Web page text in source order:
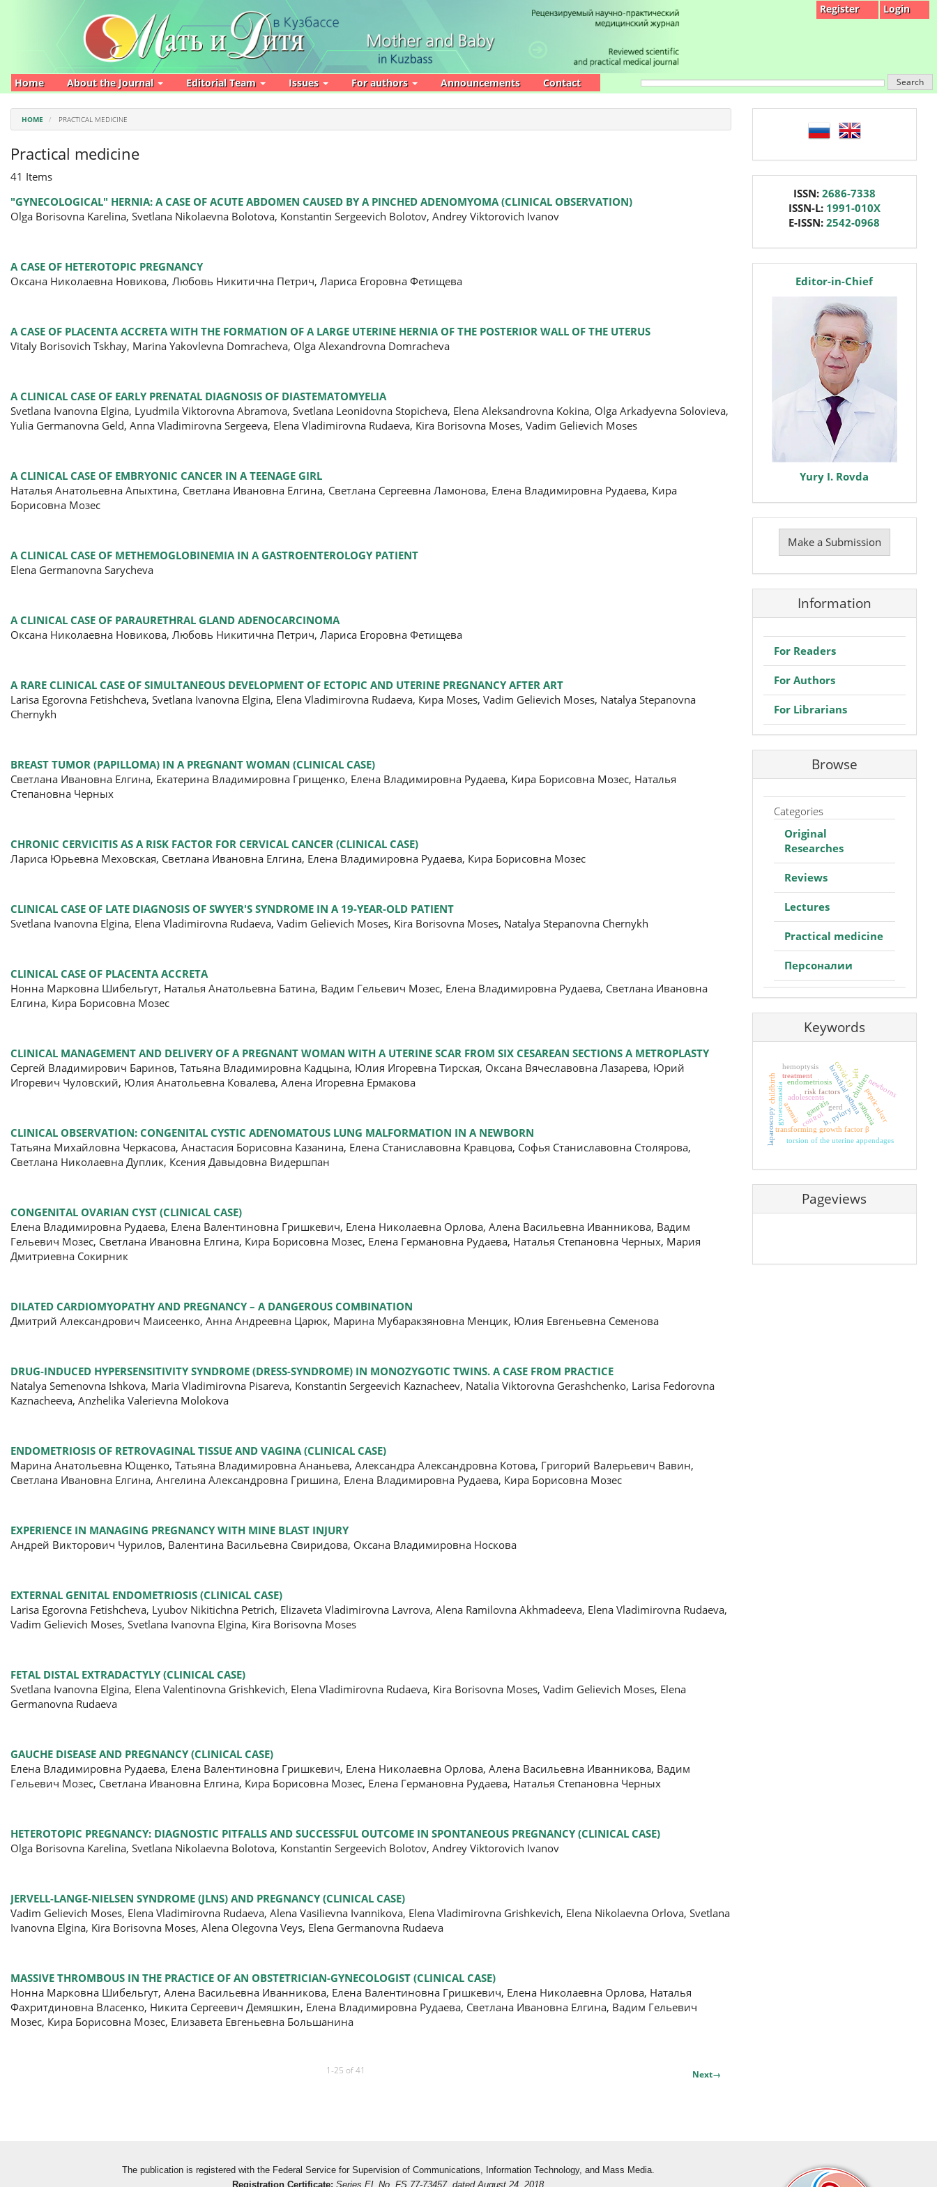
Navigation
Register Login
Home About the Journal Editorial Team Issues For authors Announcements Contact Search
HOME PRACTICAL MEDICINE
Practical medicine
41 Items
"GYNECOLOGICAL" HERNIA: A CASE OF ACUTE ABDOMEN CAUSED BY A PINCHED ADENOMYOMA (CLINICAL OBSERVATION)
Olga Borisovna Karelina, Svetlana Nikolaevna Bolotova, Konstantin Sergeevich Bolotov, Andrey Viktorovich Ivanov
A CASE OF HETEROTOPIC PREGNANCY
Оксана Николаевна Новикова, Любовь Никитична Петрич, Лариса Егоровна Фетищева
A CASE OF PLACENTA ACCRETA WITH THE FORMATION OF A LARGE UTERINE HERNIA OF THE POSTERIOR WALL OF THE UTERUS
Vitaly Borisovich Tskhay, Marina Yakovlevna Domracheva, Olga Alexandrovna Domracheva
A CLINICAL CASE OF EARLY PRENATAL DIAGNOSIS OF DIASTEMATOMYELIA
Svetlana Ivanovna Elgina, Lyudmila Viktorovna Abramova, Svetlana Leonidovna Stopicheva, Elena Aleksandrovna Kokina, Olga Arkadyevna Solovieva,
Yulia Germanovna Geld, Anna Vladimirovna Sergeeva, Elena Vladimirovna Rudaeva, Kira Borisovna Moses, Vadim Gelievich Moses
A CLINICAL CASE OF EMBRYONIC CANCER IN A TEENAGE GIRL
Наталья Анатольевна Апыхтина, Светлана Ивановна Елгина, Светлана Сергеевна Ламонова, Елена Владимировна Рудаева, Кира
Борисовна Мозес
A CLINICAL CASE OF METHEMOGLOBINEMIA IN A GASTROENTEROLOGY PATIENT
Elena Germanovna Sarycheva
A CLINICAL CASE OF PARAURETHRAL GLAND ADENOCARCINOMA
Оксана Николаевна Новикова, Любовь Никитична Петрич, Лариса Егоровна Фетищева
A RARE CLINICAL CASE OF SIMULTANEOUS DEVELOPMENT OF ECTOPIC AND UTERINE PREGNANCY AFTER ART
Larisa Egorovna Fetishcheva, Svetlana Ivanovna Elgina, Elena Vladimirovna Rudaeva, Кира Moses, Vadim Gelievich Moses, Natalya Stepanovna
Chernykh
BREAST TUMOR (PAPILLOMA) IN A PREGNANT WOMAN (CLINICAL CASE)
Светлана Ивановна Елгина, Екатерина Владимировна Грищенко, Елена Владимировна Рудаева, Кира Борисовна Мозес, Наталья
Степановна Черных
CHRONIC CERVICITIS AS A RISK FACTOR FOR CERVICAL CANCER (CLINICAL CASE)
Лариса Юрьевна Меховская, Светлана Ивановна Елгина, Елена Владимировна Рудаева, Кира Борисовна Мозес
CLINICAL CASE OF LATE DIAGNOSIS OF SWYER'S SYNDROME IN A 19-YEAR-OLD PATIENT
Svetlana Ivanovna Еlgina, Elena Vladimirovna Rudaeva, Vadim Gelievich Moses, Kira Borisovna Moses, Natalya Stepanovna Chernykh
CLINICAL CASE OF PLACENTA ACCRETA
Нонна Марковна Шибельгут, Наталья Анатольевна Батина, Вадим Гельевич Мозес, Елена Владимировна Рудаева, Светлана Ивановна
Елгина, Кира Борисовна Мозес
CLINICAL MANAGEMENT AND DELIVERY OF A PREGNANT WOMAN WITH A UTERINE SCAR FROM SIX CESAREAN SECTIONS A METROPLASTY
Сергей Владимирович Баринов, Татьяна Владимировна Кадцына, Юлия Игоревна Тирская, Оксана Вячеславовна Лазарева, Юрий
Игоревич Чуловский, Юлия Анатольевна Ковалева, Алена Игоревна Ермакова
CLINICAL OBSERVATION: CONGENITAL CYSTIC ADENOMATOUS LUNG MALFORMATION IN A NEWBORN
Татьяна Михайловна Черкасова, Анастасия Борисовна Казанина, Елена Станиславовна Кравцова, Софья Станиславовна Столярова,
Светлана Николаевна Дуплик, Ксения Давыдовна Видершпан
CONGENITAL OVARIAN CYST (CLINICAL CASE)
Елена Владимировна Рудаева, Елена Валентиновна Гришкевич, Елена Николаевна Орлова, Алена Васильевна Иванникова, Вадим
Гельевич Мозес, Светлана Ивановна Елгина, Кира Борисовна Мозес, Елена Германовна Рудаева, Наталья Степановна Черных, Мария
Дмитриевна Сокирник
DILATED CARDIOMYOPATHY AND PREGNANCY – A DANGEROUS COMBINATION
Дмитрий Александрович Маисеенко, Анна Андреевна Царюк, Марина Мубаракзяновна Менцик, Юлия Евгеньевна Семенова
DRUG-INDUCED HYPERSENSITIVITY SYNDROME (DRESS-SYNDROME) IN MONOZYGOTIC TWINS. A CASE FROM PRACTICE
Natalya Semenovna Ishkova, Maria Vladimirovna Pisareva, Konstantin Sergeevich Kaznacheev, Natalia Viktorovna Gerashchenko, Larisa Fedorovna
Kaznacheeva, Anzhelika Valerievna Molokova
ENDOMETRIOSIS OF RETROVAGINAL TISSUE AND VAGINA (CLINICAL CASE)
Марина Анатольевна Ющенко, Татьяна Владимировна Ананьева, Александра Александровна Котова, Григорий Валерьевич Вавин,
Светлана Ивановна Елгина, Ангелина Александровна Гришина, Елена Владимировна Рудаева, Кира Борисовна Мозес
EXPERIENCE IN MANAGING PREGNANCY WITH MINE BLAST INJURY
Андрей Викторович Чурилов, Валентина Васильевна Свиридова, Оксана Владимировна Носкова
EXTERNAL GENITAL ENDOMETRIOSIS (CLINICAL CASE)
Larisa Egorovna Fetishcheva, Lyubov Nikitichna Petrich, Elizaveta Vladimirovna Lavrova, Alena Ramilovna Akhmadeeva, Elena Vladimirovna Rudaeva,
Vadim Gelievich Moses, Svetlana Ivanovna Elgina, Kira Borisovna Moses
FETAL DISTAL EXTRADACTYLY (CLINICAL CASE)
Svetlana Ivanovna Elgina, Elena Valentinovna Grishkevich, Elena Vladimirovna Rudaeva, Kira Borisovna Moses, Vadim Gelievich Moses, Elena
Germanovna Rudaeva
GAUCHE DISEASE AND PREGNANCY (CLINICAL CASE)
Елена Владимировна Рудаева, Елена Валентиновна Гришкевич, Елена Николаевна Орлова, Алена Васильевна Иванникова, Вадим
Гельевич Мозес, Светлана Ивановна Елгина, Кира Борисовна Мозес, Елена Германовна Рудаева, Наталья Степановна Черных
HETEROTOPIC PREGNANCY: DIAGNOSTIC PITFALLS AND SUCCESSFUL OUTCOME IN SPONTANEOUS PREGNANCY (CLINICAL CASE)
Olga Borisovna Karelina, Svetlana Nikolaevna Bolotova, Konstantin Sergeevich Bolotov, Andrey Viktorovich Ivanov
JERVELL-LANGE-NIELSEN SYNDROME (JLNS) AND PREGNANCY (CLINICAL CASE)
Vadim Gelievich Moses, Elena Vladimirovna Rudaeva, Alena Vasilievna Ivannikova, Elena Vladimirovna Grishkevich, Elena Nikolaevna Orlova, Svetlana
Ivanovna Elgina, Kira Borisovna Moses, Alena Olegovna Veys, Elena Germanovna Rudaeva
MASSIVE THROMBOUS IN THE PRACTICE OF AN OBSTETRICIAN-GYNECOLOGIST (CLINICAL CASE)
Нонна Марковна Шибельгут, Алена Васильевна Иванникова, Елена Валентиновна Гришкевич, Елена Николаевна Орлова, Наталья
Фахритдиновна Власенко, Никита Сергеевич Демяшкин, Елена Владимировна Рудаева, Светлана Ивановна Елгина, Вадим Гельевич
Мозес, Кира Борисовна Мозес, Елизавета Евгеньевна Большанина
1-25 of 41 Next→
language
ISSN: 2686-7338
ISSN-L: 1991-010X
E-ISSN:2542-0968
editorEditor-in-Chief
Yury I. Rovda
Make
Submission
Make a Submission
Information
For Readers
For Authors
For Librarians
Browse
Categories
Original
Researches
Reviews
Lectures
Practical medicine
Персоналии
Keywords
children
bronchial asthma
control
transforming growth factor β
torsion of the uterine appendages
laparoscopy
endometriosis
risk factors
adolescents
gynecomastia h. pylory peptic ulcer
gastritisgerd
childbirth newborns
treatment covid-19
asthenia
anemia
left
hemoptysis
Pageviews
The publication is registered with the Federal Service for Supervision of Communications, Information Technology, and Mass Media.
Registration Certificate: Series EL No. FS 77-73457, dated August 24, 2018